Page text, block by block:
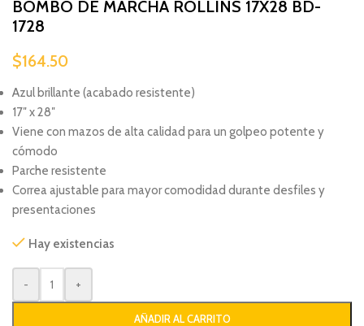
BOMBO DE MARCHA ROLLINS 17X28 BD-
1728
$164.50
Azul brillante (acabado resistente)
17″ x 28″
Viene con mazos de alta calidad para un golpeo potente y
cómodo
Parche resistente
Correa ajustable para mayor comodidad durante desfiles y
presentaciones
Hay existencias
- +
AÑADIR AL CARRITO